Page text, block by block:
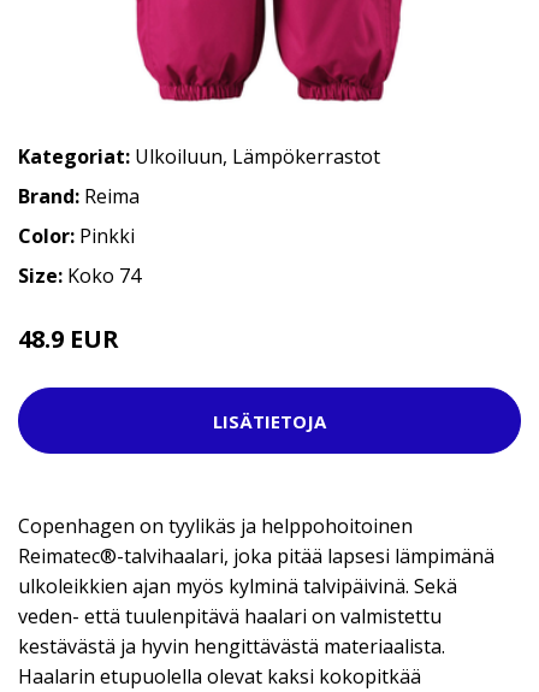
Kategoriat: Ulkoiluun, Lämpökerrastot
Brand: Reima
Color: Pinkki
Size: Koko 74
48.9 EUR
LISÄTIETOJA
Copenhagen on tyylikäs ja helppohoitoinen
Reimatec®-talvihaalari, joka pitää lapsesi lämpimänä
ulkoleikkien ajan myös kylminä talvipäivinä. Sekä
veden- että tuulenpitävä haalari on valmistettu
kestävästä ja hyvin hengittävästä materiaalista.
Haalarin etupuolella olevat kaksi kokopitkää